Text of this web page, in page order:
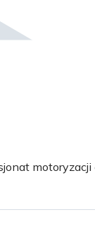
motoryzacji